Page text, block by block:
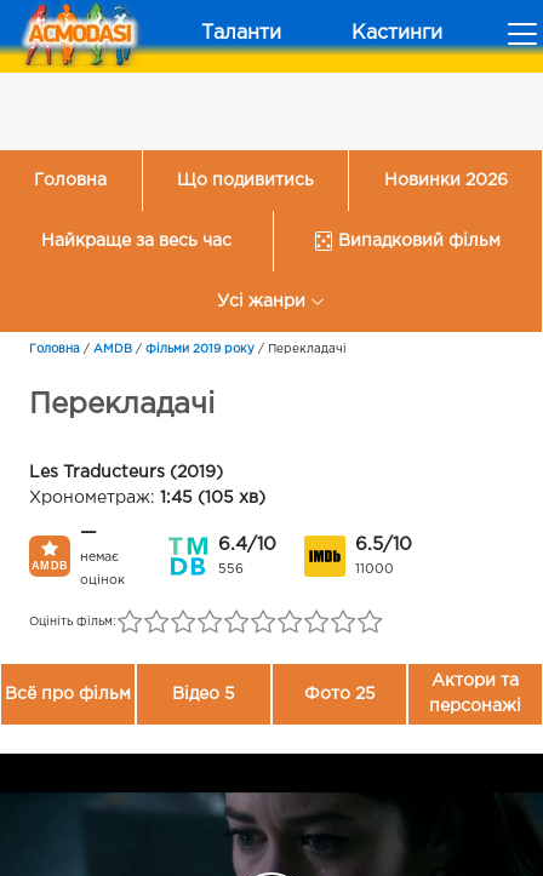
Таланти Кастинги
Головна Що подивитись Новинки 2026
Найкраще за весь час Випадковий фільм
Усі жанри
Головна / AMDB / Фільми 2019 року / Перекладачі
Перекладачі
Les Traducteurs (2019)
Хронометраж: 1:45 (105 хв)
—
немає
оцінок
6.4/10
556
6.5/10
11000
Оцініть фільм:
Всё про фільм Відео 5 Фото 25
Актори та
персонажі